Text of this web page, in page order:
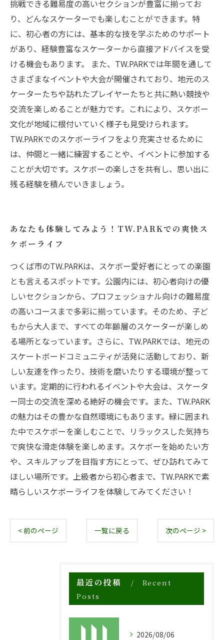
挑戦できる難易度の高いセクションが豊富に揃ってお
り、どんなスケーターでも楽しむことができます。特
に、初心者の方には、基本的な技を学ぶためのサポート
があり、経験豊富なスケーターから直接アドバイスを受
ける機会もあります。 また、TW.PARKでは年間を通して
さまざまなイベントや大会が開催されており、地元のス
ケーターたちや訪れたプレイヤーたちと共に熱い競技や
交流を楽しめることが魅力です。これにより、スケボー
文化が地域に根付いていく様子も見受けられます。
TW.PARKでのスケボーライフをより充実させるために
は、仲間と一緒に練習することや、イベントに参加する
ことが大切です。スケボーの楽しさを共有し、思い出に
残る経験を積んでいきましょう。
あなたも体験してみよう！TW.PARKでの爽快ス
ケボーライフ
つくば市のTW.PARKは、スケボー愛好者にとっての楽園
とも言えるスポットです。公園内には、初心者向けの優
しいセクションから、プロフェッショナル向けの難易度
の高いコースまで多彩に揃っています。そのため、子ど
もから大人まで、すべての年齢層のスケーターが楽しめ
る場所となっています。さらに、TW.PARKでは、地元の
スケートボードコミュニティが活発に活動しており、新
しい友達を作ったり、技術を磨いたりする環境が整って
います。定期的に行われるイベントや大会は、スケータ
ー同士の交流を深める絶好の機会です。また、TW.PARK
の魅力はその豊かな自然環境にもあります。緑に囲まれ
た中でスケボーを楽しむことで、リラックスした気持ち
で爽快な滑走体験を楽しめます。スケボーを始めたい方
や、スキルアップを目指す方にとって、ぜひ訪れてみて
ほしい場所です。上級者から初心者まで、TW.PARKで素
晴らしいスケボーライフを体験してみてください！
< 前のページ 一覧に戻る 次のページ >
最近の投稿
Recent
Posts
2026/08/06